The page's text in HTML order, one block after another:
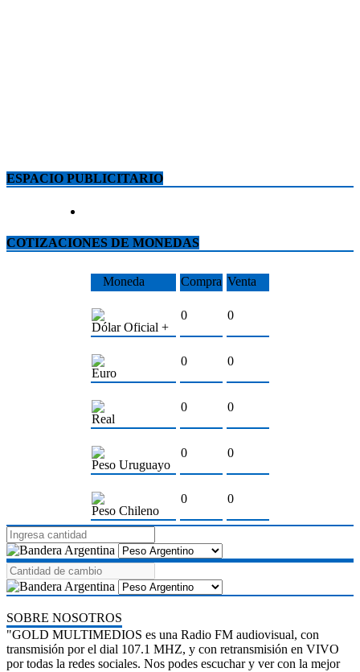
ESPACIO PUBLICITARIO
COTIZACIONES DE MONEDAS
Moneda Compra Venta
Dólar Oficial +
0 0
Euro
0 0
Real
0 0
Peso Uruguayo
0 0
Peso Chileno
0 0
SOBRE NOSOTROS
"GOLD MULTIMEDIOS es una Radio FM audiovisual, con
transmisión por el dial 107.1 MHZ, y con retransmisión en VIVO
por todas la redes sociales. Nos podes escuchar y ver con la mejor